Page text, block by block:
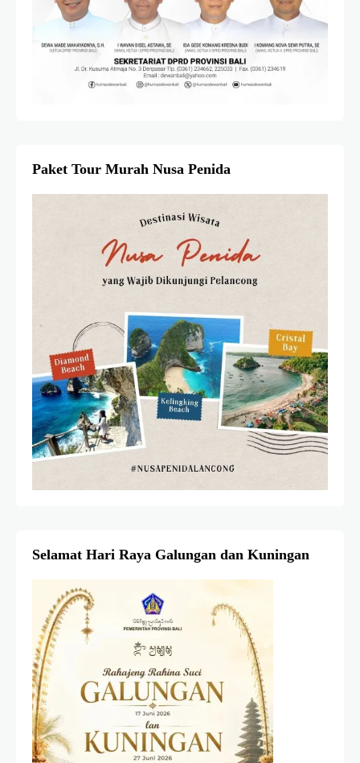
Paket Tour Murah Nusa Penida
Selamat Hari Raya Galungan dan Kuningan